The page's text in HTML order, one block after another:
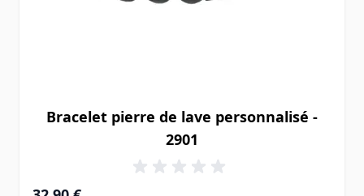
Bracelet pierre de lave personnalisé -
2901